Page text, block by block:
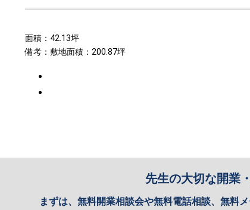
面積：42.13坪
備考：敷地面積：200.87坪
先生の大切な開業
まずは、無料開業相談会や無料電話相談、無料